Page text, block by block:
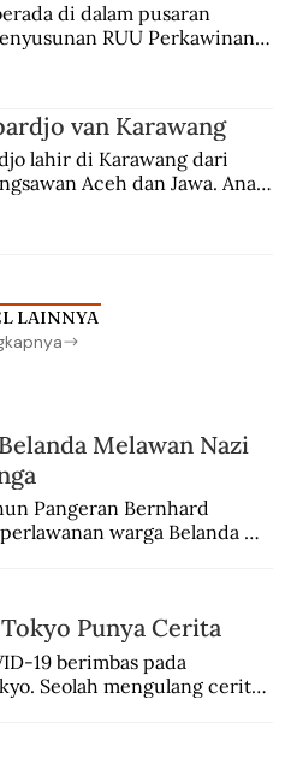
di dalam pusaran
RUU Perkawinan.
van Karawang
lahir di Karawang dari
Aceh dan Jawa. Anak
LAINNYA
Melawan Nazi
Pangeran Bernhard
warga Belanda
pangeran menjadi
Punya Cerita
19 berimbas pada
Seolah mengulang cerita